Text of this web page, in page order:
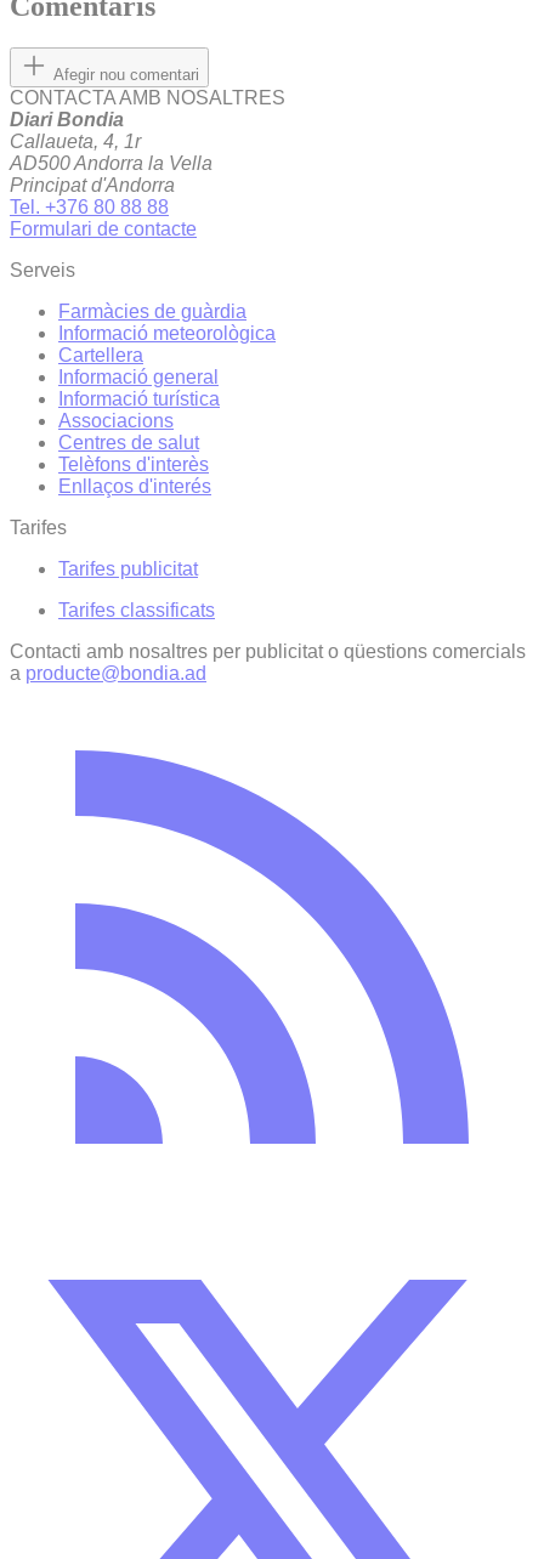
Comentaris
Afegir nou comentari
CONTACTA AMB NOSALTRES
Diari Bondia
Callaueta, 4, 1r
AD500 Andorra la Vella
Principat d'Andorra
Tel. +376 80 88 88
Formulari de contacte
Serveis
Farmàcies de guàrdia
Informació meteorològica
Cartellera
Informació general
Informació turística
Associacions
Centres de salut
Telèfons d'interès
Enllaços d'interés
Tarifes
Tarifes publicitat
Tarifes classificats
Contacti amb nosaltres per publicitat o qüestions comercials
a producte@bondia.ad